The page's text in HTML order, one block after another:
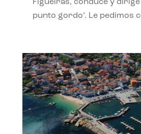
Figueiras, conduce y dirige
punto gordo’. Le pedimos